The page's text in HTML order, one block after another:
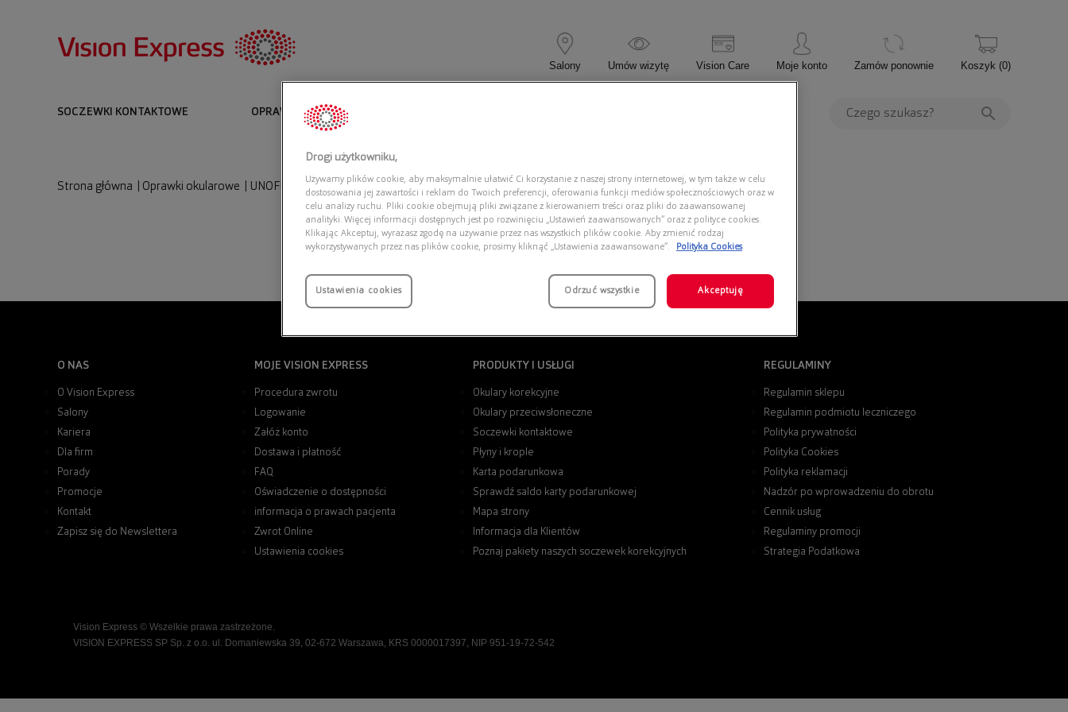
Salony Umów wizytę Vision Care Moje konto Zamów ponownie Koszyk (0)
SOCZEWKI KONTAKTOWE OPRAWKI I OKULARY KOREKCYJNE
Strona główna Oprawki okularowe UNOFFICIAL UNOT0137 PP00
O NAS
O Vision Express
Salony
Kariera
Dla firm
Porady
Promocje
Kontakt
Zapisz się do Newslettera
MOJE VISION EXPRESS
Procedura zwrotu
Logowanie
Załóż konto
Dostawa i płatność
FAQ
Oświadczenie o dostępności
informacja o prawach pacjenta
Zwrot Online
Ustawienia cookies
PRODUKTY I USŁUGI
Okulary korekcyjne
Okulary przeciwsłoneczne
Soczewki kontaktowe
Płyny i krople
Karta podarunkowa
Sprawdź saldo karty podarunkowej
Mapa strony
Informacja dla Klientów
Poznaj pakiety naszych soczewek korekcyjnych
REGULAMINY
Regulamin sklepu
Regulamin podmiotu leczniczego
Polityka prywatności
Polityka Cookies
Polityka reklamacji
Nadzór po wprowadzeniu do obrotu
Cennik usług
Regulaminy promocji
Strategia Podatkowa
Vision Express © Wszelkie prawa zastrzeżone.
VISION EXPRESS SP Sp. z o.o. ul. Domaniewska 39, 02-672 Warszawa, KRS 0000017397, NIP 951-19-72-542
Drogi użytkowniku,
Używamy plików cookie, aby maksymalnie ułatwić Ci korzystanie z naszej strony internetowej, w tym także w celu
dostosowania jej zawartości i reklam do Twoich preferencji, oferowania funkcji mediów społecznościowych oraz w
celu analizy ruchu. Pliki cookie obejmują pliki związane z kierowaniem treści oraz pliki do zaawansowanej
analityki. Więcej informacji dostępnych jest po rozwinięciu „Ustawień zaawansowanych” oraz z polityce cookies.
Klikając Akceptuj, wyrażasz zgodę na używanie przez nas wszystkich plików cookie. Aby zmienić rodzaj
wykorzystywanych przez nas plików cookie, prosimy kliknąć „Ustawienia zaawansowane”.
Polityka Cookies
Ustawienia cookies Odrzuć wszystkie Akceptuję